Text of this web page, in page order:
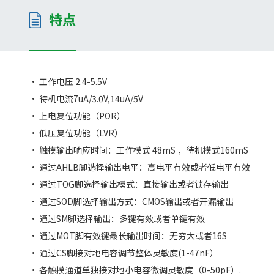
特点
• 工作电压 2.4-5.5V
• 待机电流7uA/3.0V,14uA/5V
• 上电复位功能（POR）
• 低压复位功能（LVR）
• 触摸输出响应时间：工作模式 48mS ，待机模式160mS
• 通过AHLB脚选择输出电平：高电平有效或者低电平有效
• 通过TOG脚选择输出模式：直接输出或者锁存输出
• 通过SOD脚选择输出方式：CMOS输出或者开漏输出
• 通过SM脚选择输出：多键有效或者单键有效
• 通过MOT脚有效键最长输出时间：无穷大或者16S
• 通过CS脚接对地电容调节整体灵敏度(1-47nF）
• 各触摸通道单独接对地小电容微调灵敏度（0-50pF）.